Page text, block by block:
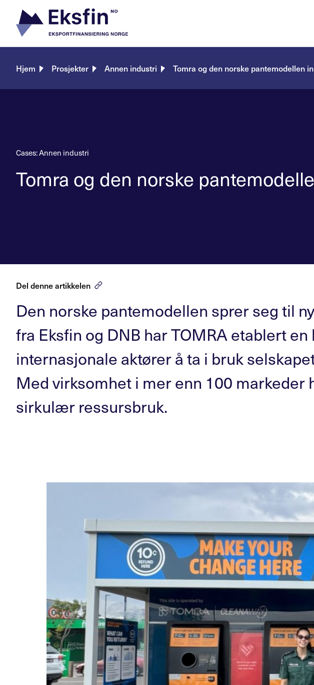
content
Hjem Prosjekter Annen industri Tomra og den norske pantemodellen
Cases:Annen industri
Tomra og den norske
Del denne artikkelen
Den norske pantemodellen sprer seg til
fra Eksfin og DNB har TOMRA etablert
internasjonale aktører å ta i bruk
Med virksomhet i mer enn 100
sirkulær ressursbruk.